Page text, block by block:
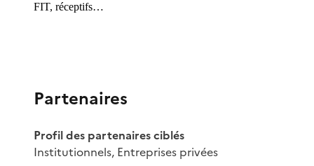
FIT, réceptifs…
Partenaires
Profil des partenaires ciblés
Institutionnels, Entreprises privées